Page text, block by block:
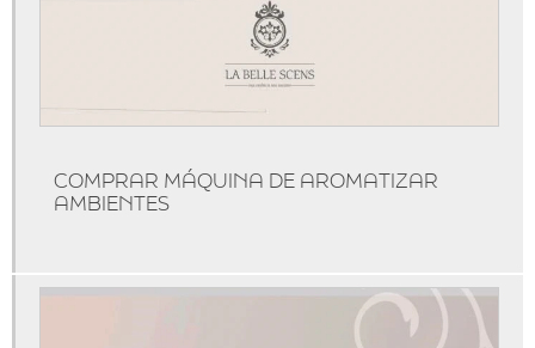
Aparelho difusor de aromas
Aparelho para essência
Aromas personalizados para empresas
Aromatizador de ambiente elétrico profissional
COMPRAR MÁQUINA DE AROMATIZAR
AMBIENTES